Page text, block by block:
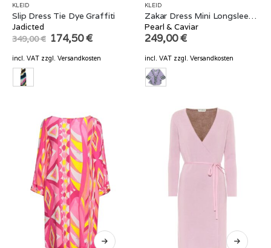
KLEID
Slip Dress Tie Dye Graffiti
Jadicted
349,00€ Original
price
was:
349,00 €.
174,50€Current
is:
incl. VAT zzgl. Versandkosten
KLEID
Zakar Dress Mini Longsleeve Lilac
Pearl & Caviar
249,00€
incl. VAT zzgl. Versandkosten